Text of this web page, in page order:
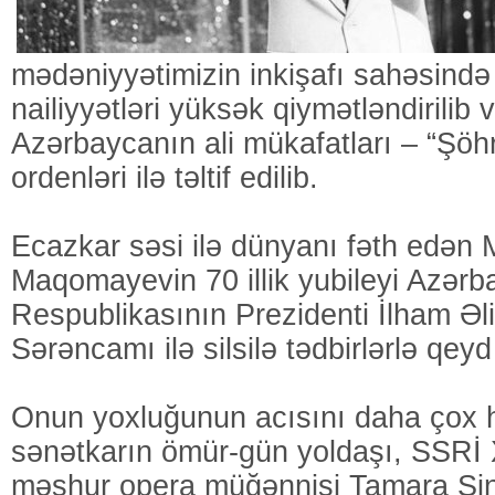
mədəniyyətimizin inkişafı
nailiyyətləri yüksək qiymətləndirilib
Azərbaycanın ali mükafatları –
ordenləri ilə təltif edilib.
Ecazkar səsi ilə dünyanı fəth edən
Maqomayevin 70 illik yubileyi
Respublikasının Prezidenti İlham
Sərəncamı ilə silsilə tədbirlərlə
Onun yoxluğunun acısını daha çox
sənətkarın ömür-gün yoldaşı,
məşhur opera müğənnisi Tamara